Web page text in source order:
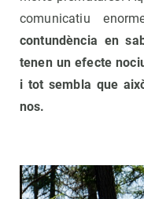
comunicatiu
contundència en
tenen un efecte
i tot sembla que
nos.